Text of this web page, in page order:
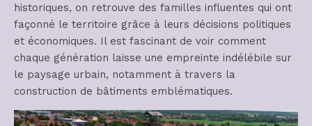
historiques, on retrouve des familles influentes qui ont
façonné le territoire grâce à leurs décisions politiques
et économiques. Il est fascinant de voir comment
chaque génération laisse une empreinte indélébile sur
le paysage urbain, notamment à travers la
construction de bâtiments emblématiques.